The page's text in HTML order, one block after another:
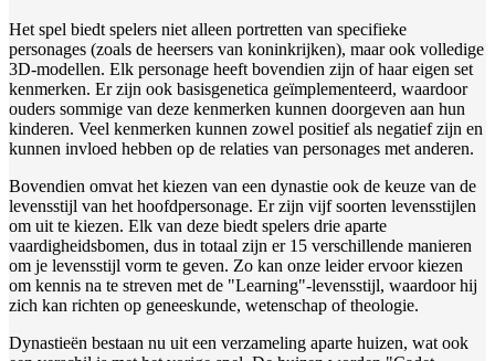
Het spel biedt spelers niet alleen portretten van specifieke
personages (zoals de heersers van koninkrijken), maar ook volledige
3D-modellen. Elk personage heeft bovendien zijn of haar eigen set
kenmerken. Er zijn ook basisgenetica geïmplementeerd, waardoor
ouders sommige van deze kenmerken kunnen doorgeven aan hun
kinderen. Veel kenmerken kunnen zowel positief als negatief zijn en
kunnen invloed hebben op de relaties van personages met anderen.
Bovendien omvat het kiezen van een dynastie ook de keuze van de
levensstijl van het hoofdpersonage. Er zijn vijf soorten levensstijlen
om uit te kiezen. Elk van deze biedt spelers drie aparte
vaardigheidsbomen, dus in totaal zijn er 15 verschillende manieren
om je levensstijl vorm te geven. Zo kan onze leider ervoor kiezen
om kennis na te streven met de "Learning"-levensstijl, waardoor hij
zich kan richten op geneeskunde, wetenschap of theologie.
Dynastieën bestaan nu uit een verzameling aparte huizen, wat ook